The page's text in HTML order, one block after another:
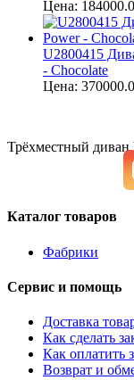
Цена:
U2800415
- Chocolate
Цена:
Трёхместный диван
Каталог товаров
Фабрики
Сервис и помощь
Доставка
Как сделать
Как оплатить
Возврат и